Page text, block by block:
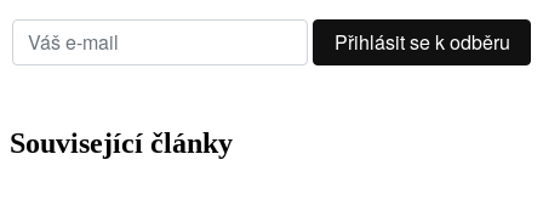
Související články